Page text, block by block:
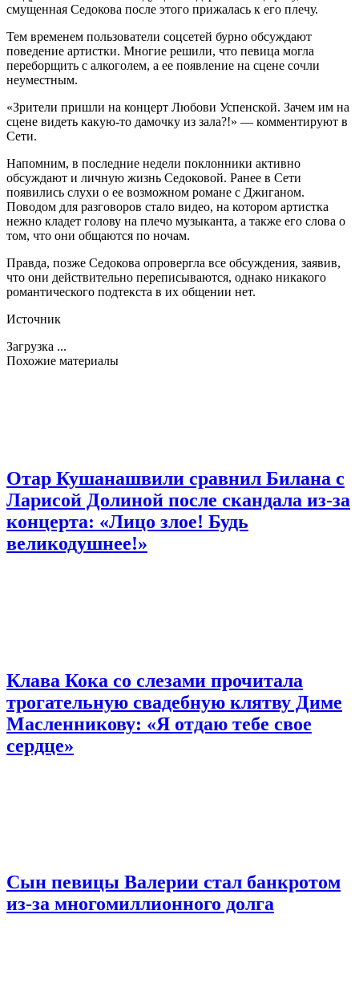
смущенная Седокова после этого прижалась к его плечу.
Тем временем пользователи соцсетей бурно обсуждают
поведение артистки. Многие решили, что певица могла
переборщить с алкоголем, а ее появление на сцене сочли
неуместным.
«Зрители пришли на концерт Любови Успенской. Зачем им на
сцене видеть какую-то дамочку из зала?!» — комментируют в
Сети.
Напомним, в последние недели поклонники активно
обсуждают и личную жизнь Седоковой. Ранее в Сети
появились слухи о ее возможном романе с Джиганом.
Поводом для разговоров стало видео, на котором артистка
нежно кладет голову на плечо музыканта, а также его слова о
том, что они общаются по ночам.
Правда, позже Седокова опровергла все обсуждения, заявив,
что они действительно переписываются, однако никакого
романтического подтекста в их общении нет.
Источник
Загрузка ...
Похожие материалы
Отар Кушанашвили сравнил Билана с
Ларисой Долиной после скандала из-за
концерта: «Лицо злое! Будь
великодушнее!»
Клава Кока со слезами прочитала
трогательную свадебную клятву Диме
Масленникову: «Я отдаю тебе свое
сердце»
Сын певицы Валерии стал банкротом
из-за многомиллионного долга